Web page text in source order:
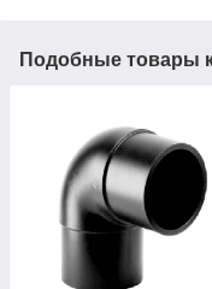
Подобные товары